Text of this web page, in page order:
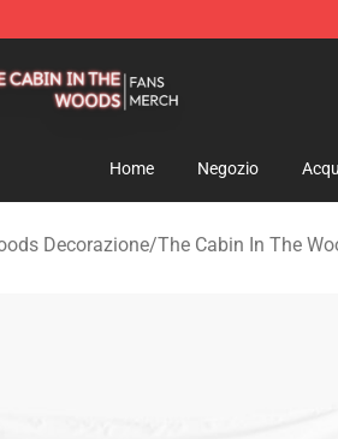
Home Negozio
Decorazione/The Cabin In The